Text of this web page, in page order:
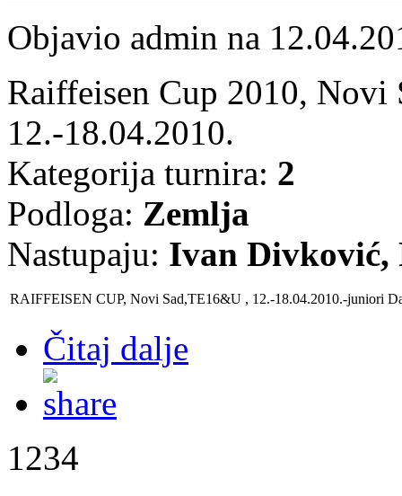
Objavio admin na
Raiffeisen Cup 2010, Novi
12.-18.04.2010.
Kategorija turnira: 2
Podloga: Zemlja
Nastupaju: Ivan Divković,
RAIFFEISEN CUP, Novi Sad,TE16&U , 12.-18.04.2010.-juniori
Čitaj dalje
1234